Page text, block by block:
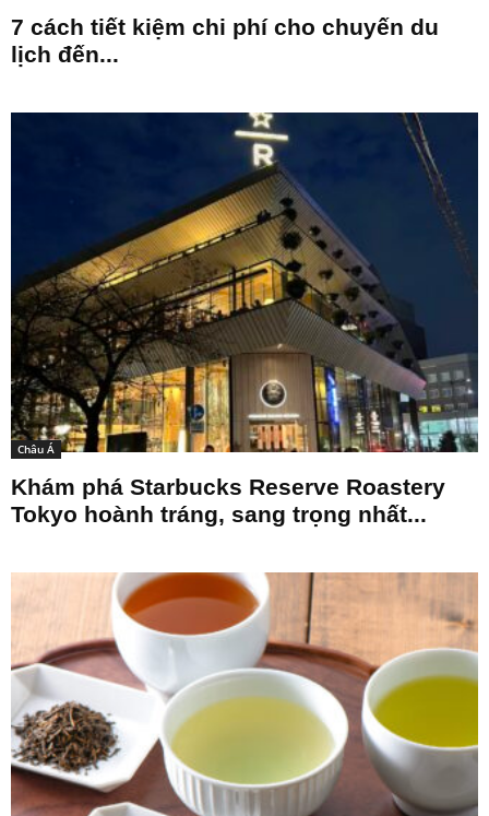
7 cách tiết kiệm chi phí cho chuyến du
lịch đến...
Châu Á
Khám phá Starbucks Reserve Roastery
Tokyo hoành tráng, sang trọng nhất...